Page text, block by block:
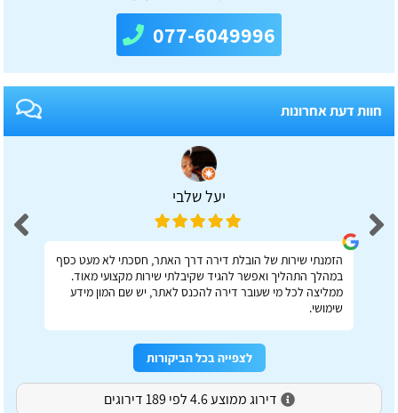
077-6049996
חוות דעת אחרונות
יעל שלבי
הזמנתי שירות של הובלת דירה דרך האתר, חסכתי לא מעט כסף
במהלך התהליך ואפשר להגיד שקיבלתי שירות מקצועי מאוד.
ממליצה לכל מי שעובר דירה להכנס לאתר, יש שם המון מידע
שימושי.
לצפייה בכל הביקורות
דירוג ממוצע 4.6 לפי 189 דירוגים